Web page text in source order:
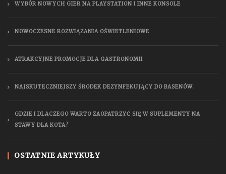
WYBÓR NOWYCH GIER NA PLAYSTATION I INNE KONSOLE
NOWOCZESNE ROZWIĄZANIA OŚWIETLENIOWE
ATRAKCYJNE PROMOCJE DLA GASTRONOMII
NAJSKUTECZNIEJSZY ŚRODEK DEZYNFEKUJĄCY DO BASENÓW.
GDZIE I DLACZEGO WARTO ZAOPATRZYĆ SIĘ W SUPLEMENTY NA
STAWY DLA KOTA?
OSTATNIE ARTYKUŁY